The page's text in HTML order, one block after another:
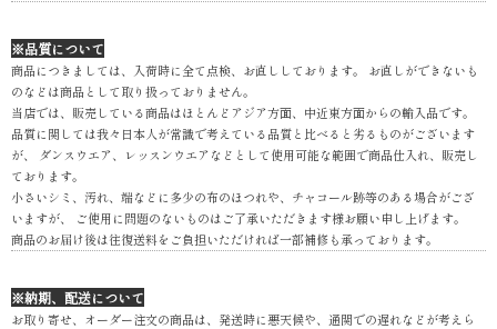
※品質について
商品につきましては、入荷時に全て点検、お直ししております。 お直しができないも
のなどは商品として取り扱っておりません。
当店では、販売している商品はほとんどアジア方面、中近東方面からの輸入品です。
品質に関しては我々日本人が常識で考えている品質と比べると劣るものがございます
が、 ダンスウエア、レッスンウエアなどとして使用可能な範囲で商品仕入れ、販売し
ております。
小さいシミ、汚れ、端などに多少の布のほつれや、チャコール跡等のある場合がござ
いますが、 ご使用に問題のないものはご了承いただきます様お願い申し上げます。
商品のお届け後は往復送料をご負担いただければ一部補修も承っております。
※納期、配送について
お取り寄せ、オーダー注文の商品は、発送時に悪天候や、通関での遅れなどが考えら